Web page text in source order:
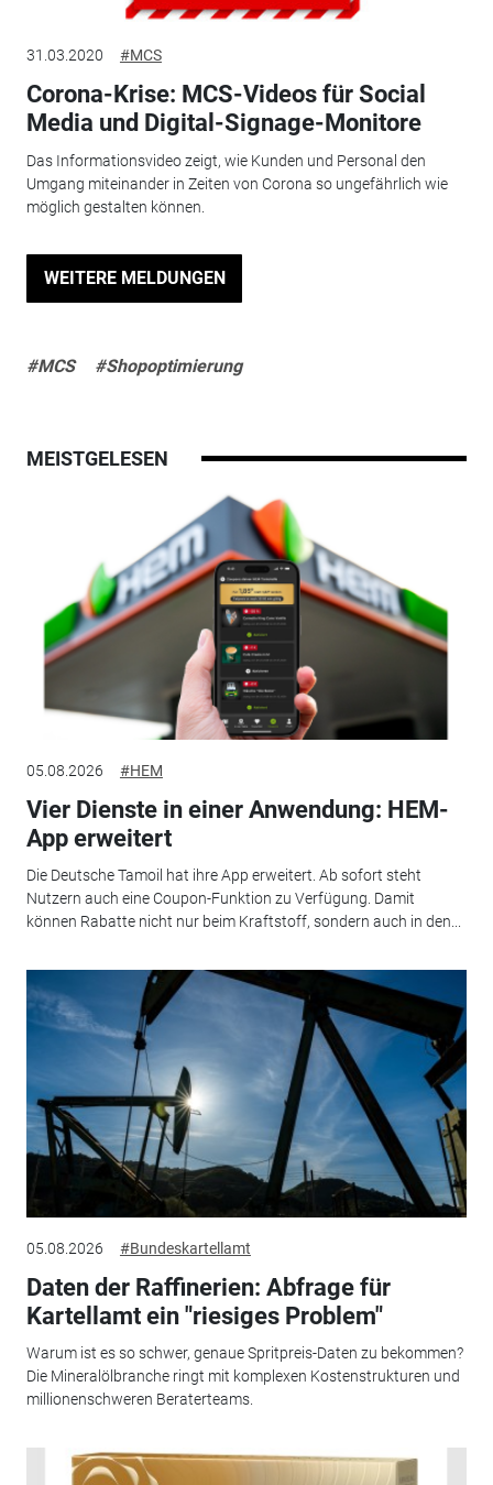
31.03.2020 #MCS
Corona-Krise: MCS-Videos für Social
Media und Digital-Signage-Monitore
Das Informationsvideo zeigt, wie Kunden und Personal den
Umgang miteinander in Zeiten von Corona so ungefährlich wie
möglich gestalten können.
WEITERE MELDUNGEN
#MCS #Shopoptimierung
MEISTGELESEN
05.08.2026 #HEM
Vier Dienste in einer Anwendung: HEM-
App erweitert
Die Deutsche Tamoil hat ihre App erweitert. Ab sofort steht
Nutzern auch eine Coupon-Funktion zu Verfügung. Damit
können Rabatte nicht nur beim Kraftstoff, sondern auch in den...
05.08.2026 #Bundeskartellamt
Daten der Raffinerien: Abfrage für
Kartellamt ein "riesiges Problem"
Warum ist es so schwer, genaue Spritpreis-Daten zu bekommen?
Die Mineralölbranche ringt mit komplexen Kostenstrukturen und
millionenschweren Beraterteams.